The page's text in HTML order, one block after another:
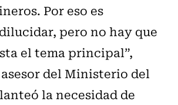
Por eso es
pero no hay que
el tema principal”,
del Ministerio del
la necesidad de